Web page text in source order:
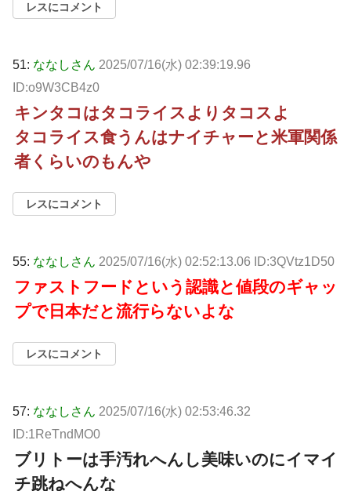
レスにコメント
51: ななしさん 2025/07/16(水) 02:39:19.96
ID:o9W3CB4z0
キンタコはタコライスよりタコスよ
タコライス食うんはナイチャーと米軍関係
者くらいのもんや
レスにコメント
55: ななしさん 2025/07/16(水) 02:52:13.06 ID:3QVtz1D50
ファストフードという認識と値段のギャッ
プで日本だと流行らないよな
レスにコメント
57: ななしさん 2025/07/16(水) 02:53:46.32
ID:1ReTndMO0
ブリトーは手汚れへんし美味いのにイマイ
チ跳ねへんな